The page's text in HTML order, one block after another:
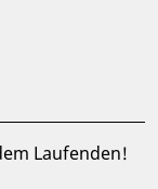
Laufenden!